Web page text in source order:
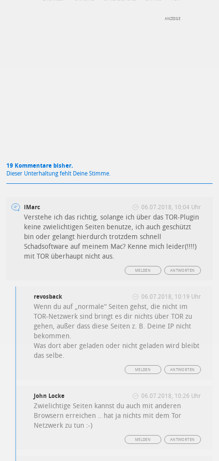
19 Kommentare bisher.
Dieser Unterhaltung fehlt Deine Stimme.
iMarc 06.07.2018, 10:04 Uhr
Verstehe ich das richtig, solange ich über das TOR-Plugin
keine zwielichtigen Seiten benutze, ich auch geschützt
bin oder gelangt hierdurch trotzdem schnell
Schadsoftware auf meinem Mac? Kenne mich leider(!!!!)
mit TOR überhaupt nicht aus.
ANTWORTEN
MELDEN
revosback 06.07.2018, 10:19 Uhr
Wenn du auf „normale“ Seiten gehst, die nicht im
TOR-Netzwerk sind bringt es dir nichts über TOR zu
gehen, außer dass diese Seiten z. B. Deine IP nicht
bekommen.
Was dort aber geladen oder nicht geladen wird bleibt
das selbe.
ANTWORTEN
MELDEN
John Locke 06.07.2018, 10:26 Uhr
Zwielichtige Seiten kannst du auch mit anderen
Browsern erreichen .. hat ja nichts mit dem Tor
Netzwerk zu tun :-)
ANTWORTEN
MELDEN